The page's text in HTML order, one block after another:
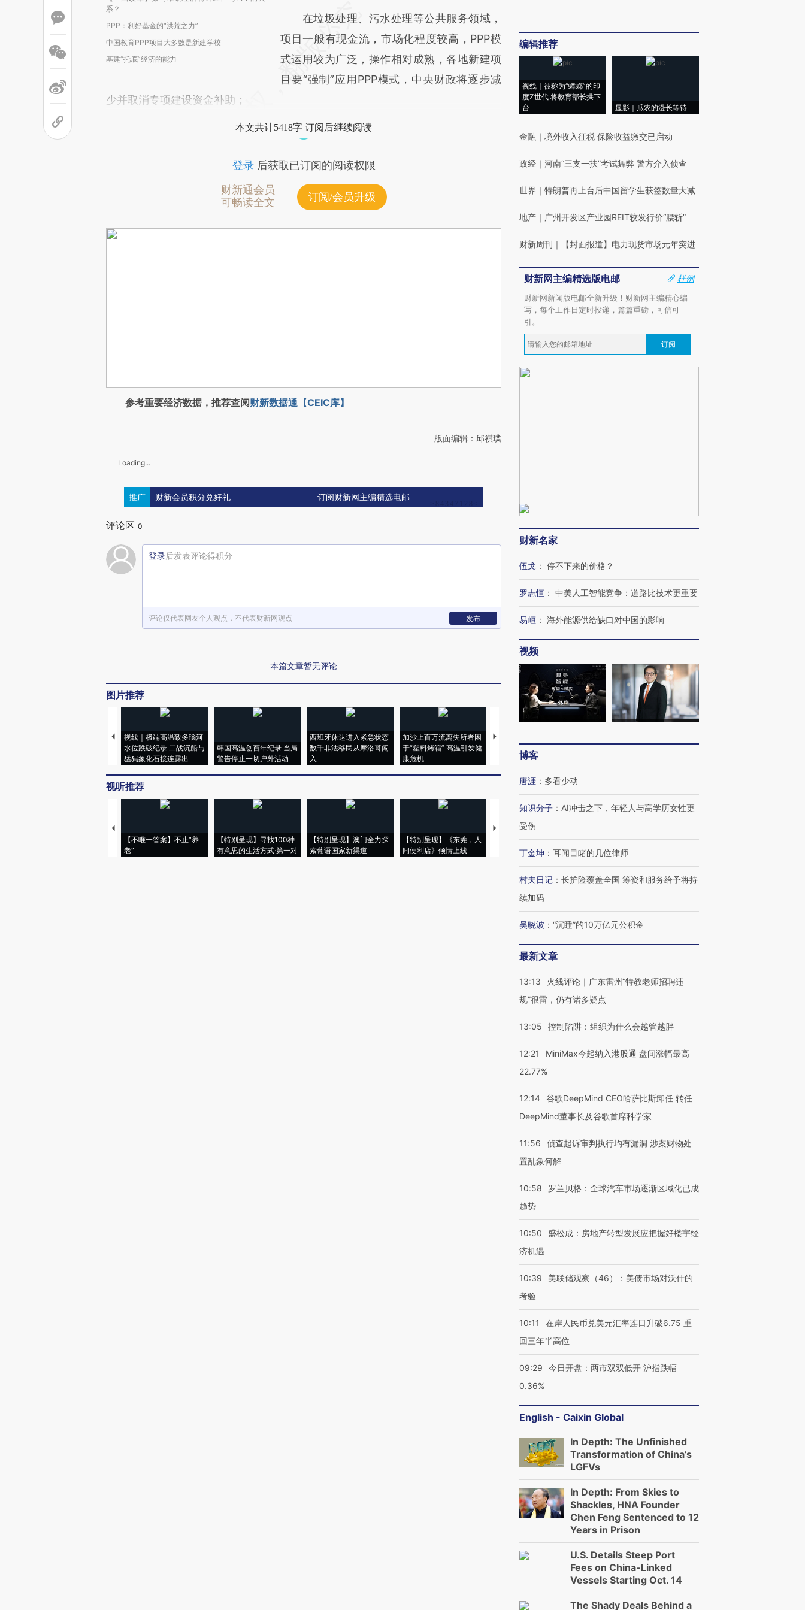
系？
PPP：利好基金的“洪荒之力”
中国教育PPP项目大多数是新建学校
基建“托底”经济的能力
在垃圾处理、污水处理等公共服务领域，
项目一般有现金流，市场化程度较高，PPP模
式运用较为广泛，操作相对成熟，各地新建项
目要“强制”应用PPP模式，中央财政将逐步减
少并取消专项建设资金补助；
本文共计5418字 订阅后继续阅读
登录后获取已订阅的阅读权限
财新通会员
可畅读全文
订阅/会员升级
参考重要经济数据，推荐查阅财新数据通【CEIC库】
版面编辑：邱祺璞
Loading...
推广 财新会员积分兑好礼 订阅财新网主编精选电邮
评论区 0
登录后发表评论得积分
评论仅代表网友个人观点，不代表财新网观点 发布
本篇文章暂无评论
图片推荐
视线｜极端高温致多瑙河
水位跌破纪录 二战沉船与
猛犸象化石接连露出
韩国高温创百年纪录 当局
警告停止一切户外活动
西班牙休达进入紧急状态
数千非法移民从摩洛哥闯
入
加沙上百万流离失所者困
于“塑料烤箱” 高温引发健
康危机
马航飞行员跨国走私7万
粒摇头丸 尿检体内含3种
视听推荐
【不唯一答案】不止“养
老”
【特别呈现】寻找100种
有意思的生活方式·第一对
【特别呈现】澳门全力探
索葡语国家新渠道
【特别呈现】《东莞，人
间便利店》倾情上线
【推广】走进第四届链博
会，让数智科技“链”接产
【特别呈现】寻找100种
有意思的生活方式·第三对
CFO：不靠规模取胜，华
编辑推荐
视线｜被称为“蟑螂”的印
度Z世代 将教育部长拱下
台
显影｜瓜农的漫长等待
金融 ｜ 境外收入征税 保险收益缴交已启动
政经 ｜ 河南“三支一扶”考试舞弊 警方介入侦查
世界 ｜ 特朗普再上台后中国留学生获签数量大减
地产 ｜ 广州开发区产业园REIT较发行价“腰斩”
财新周刊 ｜ 【封面报道】电力现货市场元年突进
财新网主编精选版电邮
样例
财新网新闻版电邮全新升级！财新网主编精心编
写，每个工作日定时投递，篇篇重磅，可信可
引。
订阅
财新名家
伍戈 ： 停不下来的价格？
罗志恒 ： 中美人工智能竞争：道路比技术更重要
易峘 ： 海外能源供给缺口对中国的影响
视频
博客
唐涯 ： 多看少动
知识分子 ： AI冲击之下，年轻人与高学历女性更
受伤
丁金坤 ： 耳闻目睹的几位律师
村夫日记 ： 长护险覆盖全国 筹资和服务给予将持
续加码
吴晓波 ： “沉睡”的10万亿元公积金
最新文章
13:13
火线评论｜广东雷州“特教老师招聘违
规”很雷，仍有诸多疑点
13:05 控制陷阱：组织为什么会越管越胖
12:21
MiniMax今起纳入港股通 盘间涨幅最高
22.77%
12:14 谷歌DeepMind CEO哈萨比斯卸任 转任
DeepMind董事长及谷歌首席科学家
11:56
侦查起诉审判执行均有漏洞 涉案财物处
置乱象何解
10:58
罗兰贝格：全球汽车市场逐渐区域化已成
趋势
10:50
盛松成：房地产转型发展应把握好楼宇经
济机遇
10:39
美联储观察（46）：美债市场对沃什的
考验
10:11
在岸人民币兑美元汇率连日升破6.75 重
回三年半高位
09:29
今日开盘：两市双双低开 沪指跌幅
0.36%
English - Caixin Global
In Depth: The Unfinished
Transformation of China’s
LGFVs
In Depth: From Skies to
Shackles, HNA Founder
Chen Feng Sentenced to 12
Years in Prison
U.S. Details Steep Port
Fees on China-Linked
Vessels Starting Oct. 14
The Shady Deals Behind a